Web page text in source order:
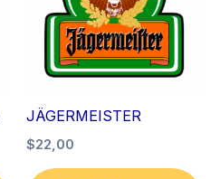
JÄGERMEISTER
$22,00